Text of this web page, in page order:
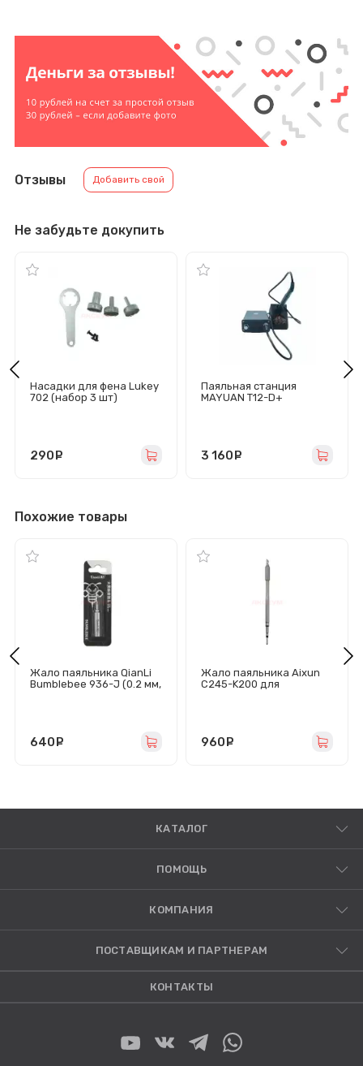
Отзывы Добавить свой
Не забудьте докупить
Насадки для фена Lukey
702 (набор 3 шт)
290
Паяльная станция
MAYUAN T12-D+
3 160
Похожие товары
Жало паяльника QianLi
Bumblebee 936-J (0.2 мм,
640
Жало паяльника Aixun
C245-K200 для
960
КАТАЛОГ
ПОМОЩЬ
КОМПАНИЯ
ПОСТАВЩИКАМ И ПАРТНЕРАМ
КОНТАКТЫ